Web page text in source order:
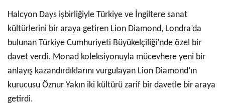
Halcyon Days işbirliğiyle Türkiye ve İngiltere sanat
kültürlerini bir araya getiren Lion Diamond, Londra’da
bulunan Türkiye Cumhuriyeti Büyükelçiliği’nde özel bir
davet verdi. Monad koleksiyonuyla mücevhere yeni bir
anlayış kazandırdıklarını vurgulayan Lion Diamond’ın
kurucusu Öznur Yakın iki kültürü zarif bir davetle bir araya
getirdi.